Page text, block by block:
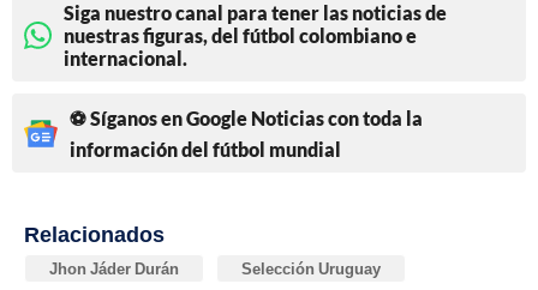
Siga nuestro canal para tener las noticias de
nuestras figuras, del fútbol colombiano e
internacional.
⚽ Síganos en Google Noticias con toda la
información del fútbol mundial
Relacionados
Jhon Jáder Durán Selección Uruguay